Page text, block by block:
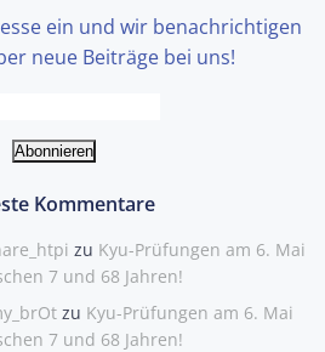
ein und wir benachrichtigen
neue Beiträge bei uns!
Kommentare
zu Kyu-Prüfungen am 6. Mai
7 und 68 Jahren!
zu Kyu-Prüfungen am 6. Mai
7 und 68 Jahren!